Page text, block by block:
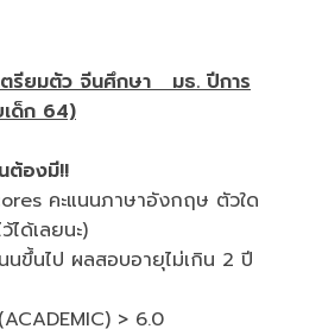
ตรียมตัว จีนศึกษา มธ. ปีการ
ด็ก 64)
ต้องมี!!
คะแนนภาษาอังกฤษ ตัวใด
ได้เลยนะ)
นขึ้นไป ผลสอบอายุไม่เกิน 2 ปี
> 6.0